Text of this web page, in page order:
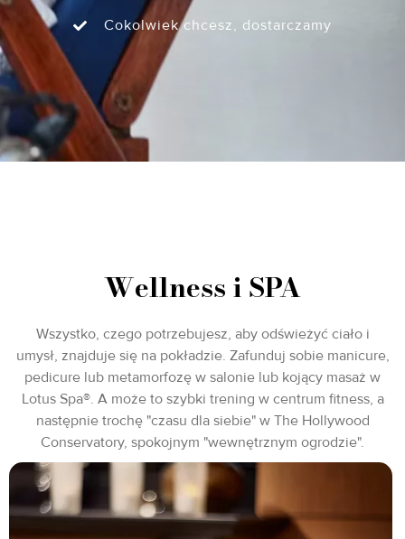
Cokolwiek chcesz, dostarczamy
Wellness i SPA
Wszystko, czego potrzebujesz, aby odświeżyć ciało i
umysł, znajduje się na pokładzie. Zafunduj sobie manicure,
pedicure lub metamorfozę w salonie lub kojący masaż w
Lotus Spa®. A może to szybki trening w centrum fitness, a
następnie trochę "czasu dla siebie" w The Hollywood
Conservatory, spokojnym "wewnętrznym ogrodzie".